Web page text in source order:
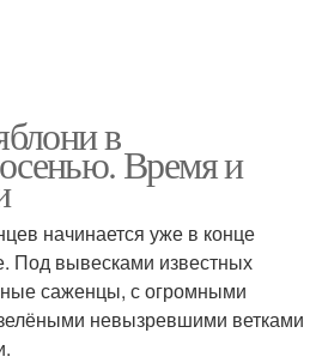
в
Время и
начинается уже в конце
Под вывесками известных
саженцы, с огромными
невызревшими ветками